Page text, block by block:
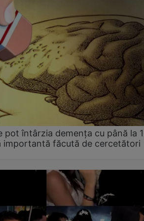
pot întârzia demența cu până la
importantă făcută de cercetători